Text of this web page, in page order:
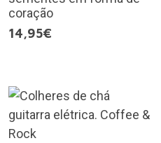
coração
14,95€